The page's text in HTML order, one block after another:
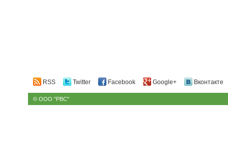
RSS Twitter Facebook Google+ Вконтакте
© ООО "РВС"